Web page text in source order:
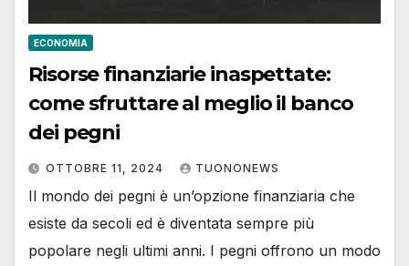
ECONOMIA
Risorse finanziarie inaspettate:
come sfruttare al meglio il banco
dei pegni
OTTOBRE 11, 2024 TUONONEWS
Il mondo dei pegni è un’opzione finanziaria che
esiste da secoli ed è diventata sempre più
popolare negli ultimi anni. I pegni offrono un modo